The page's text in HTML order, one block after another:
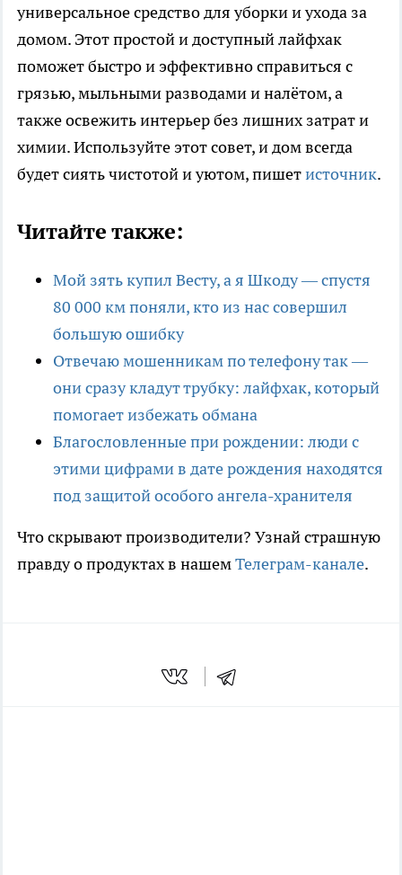
универсальное средство для уборки и ухода за
домом. Этот простой и доступный лайфхак
поможет быстро и эффективно справиться с
грязью, мыльными разводами и налётом, а
также освежить интерьер без лишних затрат и
химии. Используйте этот совет, и дом всегда
будет сиять чистотой и уютом, пишетисточник.
Читайте также:
Мой зять купил Весту, а я Шкоду — спустя
80 000 км поняли, кто из нас совершил
большую ошибку
Отвечаю мошенникам по телефону так —
они сразу кладут трубку: лайфхак, который
помогает избежать обмана
Благословленные при рождении: люди с
этими цифрами в дате рождения находятся
под защитой особого ангела-хранителя
Что скрывают производители? Узнай страшную
правду о продуктах в нашемТелеграм-канале.